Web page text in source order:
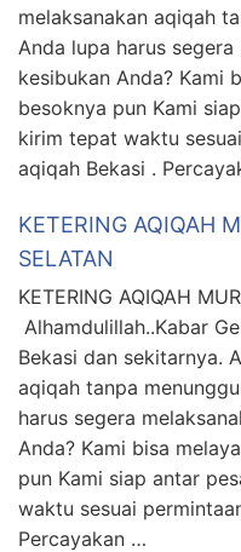
melaksanakan aqiqah
Anda lupa harus
kesibukan Anda? Kami
besoknya pun Kami
kirim tepat waktu
aqiqah Bekasi .
KETERING AQIQAH
SELATAN
KETERING AQIQAH
Alhamdulillah..Kabar
Bekasi dan sekitarnya.
aqiqah tanpa
harus segera
Anda? Kami bisa
pun Kami siap antar
waktu sesuai
Percayakan …